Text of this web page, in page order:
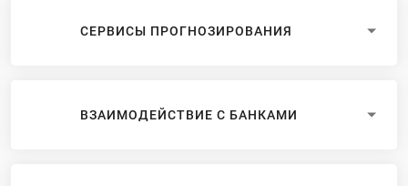
СЕРВИСЫ ПРОГНОЗИРОВАНИЯ
ВЗАИМОДЕЙСТВИЕ С БАНКАМИ